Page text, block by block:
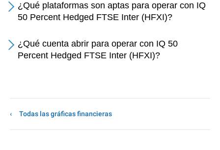
¿Qué plataformas son aptas para operar con IQ
50 Percent Hedged FTSE Inter (HFXI)?
¿Qué cuenta abrir para operar con IQ 50
Percent Hedged FTSE Inter (HFXI)?
Todas las gráficas financieras